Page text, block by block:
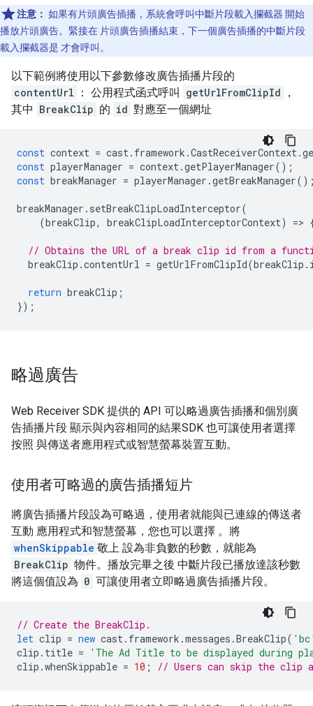
注意： 如果有片頭廣告插播，系統會呼叫中斷片段載入攔截器 開始
播放片頭廣告。緊接在 片頭廣告插播結束，下一個廣告插播的中斷片段
載入攔截器是 才會呼叫。
以下範例將使用以下參數修改廣告插播片段的
contentUrl
： 公用程式函式呼叫 getUrlFromClipId
，
其中 BreakClip 的 id 對應至一個網址
const context = cast. framework .CastReceiverContext.
const playerManager = context.getPlayerManager();
const breakManager = playerManager .getBreakManager
breakManager . setBreakClipLoadInterceptor(
(breakClip, breakClipLoadInterceptorContext) =>
// Obtains the URL of a break clip id from a
breakClip .contentUrl = getUrlFromClipId(breakClip .
return breakClip ;
});
略過廣告
Web Receiver SDK 提供的 API 可以略過廣告插播和個別廣
告插播片段 顯示與內容相同的結果SDK 也可讓使用者選擇
按照 與傳送者應用程式或智慧螢幕裝置互動。
使用者可略過的廣告插播短片
將廣告插播片段設為可略過，使用者就能與已連線的傳送者
互動 應用程式和智慧螢幕，您也可以選擇 。將
whenSkippable 敬上 設為非負數的秒數，就能為
BreakClip 物件。播放完畢之後 中斷片段已播放達該秒數
將這個值設為 0 可讓使用者立即略過廣告插播片段。
// Create the BreakClip.
let clip = new cast. framework .messages .BreakClip(
clip . title =
'The Ad Title to be displayed during
clip .whenSkippable = 10 ; // Users can skip the clip